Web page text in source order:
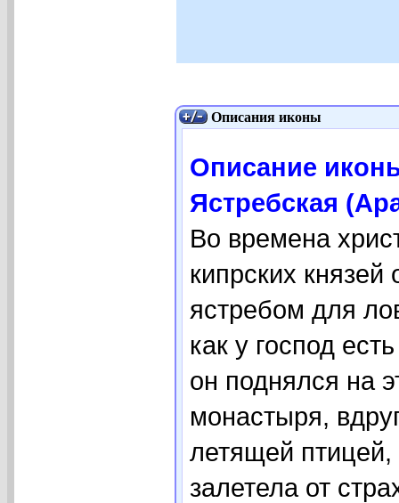
Описания иконы
Описание
Ястребская
Во времена
кипрских
ястребом для
как у господ
он поднялся на
монастыря,
летящей птицей,
залетела от